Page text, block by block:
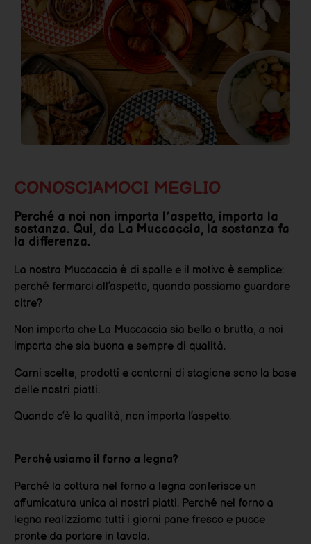
CONOSCIAMOCI MEGLIO
Perché a noi non importa l’aspetto, importa la
sostanza. Qui, da La Muccaccia, la sostanza fa
la differenza.
La nostra Muccaccia è di spalle e il motivo è semplice:
perché fermarci all’aspetto, quando possiamo guardare
oltre?
Non importa che La Muccaccia sia bella o brutta, a noi
importa che sia buona e sempre di qualità.
Carni scelte, prodotti e contorni di stagione sono la base
delle nostri piatti.
Quando c’è la qualità, non importa l’aspetto.
Perché usiamo il forno a legna?
Perché la cottura nel forno a legna conferisce un
affumicatura unica ai nostri piatti. Perché nel forno a
legna realizziamo tutti i giorni pane fresco e pucce
pronte da portare in tavola.